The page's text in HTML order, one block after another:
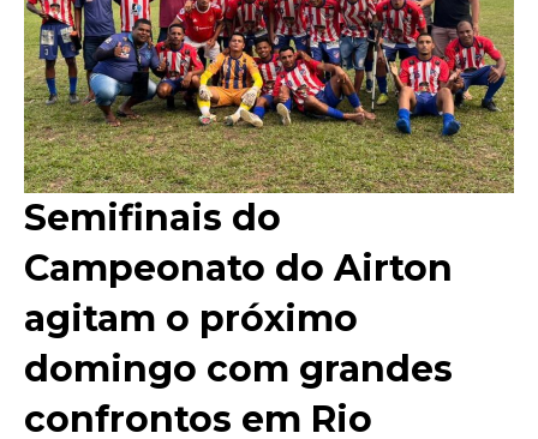
Semifinais do
Campeonato do Airton
agitam o próximo
domingo com grandes
confrontos em Rio